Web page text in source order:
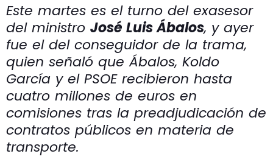
Este martes es el turno del exasesor
del ministro José Luis Ábalos, y ayer
fue el del conseguidor de la trama,
quien señaló que Ábalos, Koldo
García y el PSOE recibieron hasta
cuatro millones de euros en
comisiones tras la preadjudicación de
contratos públicos en materia de
transporte.